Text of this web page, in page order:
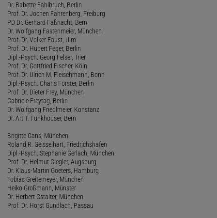
Dr. Babette Fahlbruch, Berlin
Prof. Dr. Jochen Fahrenberg, Freiburg
PD Dr. Gerhard Faßnacht, Bern
Dr. Wolfgang Fastenmeier, München
Prof. Dr. Volker Faust, Ulm
Prof. Dr. Hubert Feger, Berlin
Dipl.-Psych. Georg Felser, Trier
Prof. Dr. Gottfried Fischer, Köln
Prof. Dr. Ulrich M. Fleischmann, Bonn
Dipl.-Psych. Charis Förster, Berlin
Prof. Dr. Dieter Frey, München
Gabriele Freytag, Berlin
Dr. Wolfgang Friedlmeier, Konstanz
Dr. Art T. Funkhouser, Bern
Brigitte Gans, München
Roland R. Geisselhart, Friedrichshafen
Dipl.-Psych. Stephanie Gerlach, München
Prof. Dr. Helmut Giegler, Augsburg
Dr. Klaus-Martin Goeters, Hamburg
Tobias Greitemeyer, München
Heiko Großmann, Münster
Dr. Herbert Gstalter, München
Prof. Dr. Horst Gundlach, Passau